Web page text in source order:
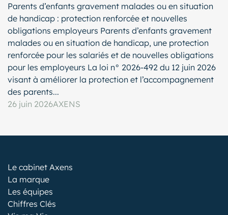
Parents d’enfants gravement malades ou en situation
de handicap : protection renforcée et nouvelles
obligations employeurs Parents d’enfants gravement
malades ou en situation de handicap, une protection
renforcée pour les salariés et de nouvelles obligations
pour les employeurs La loi n° 2026-492 du 12 juin 2026
visant à améliorer la protection et l’accompagnement
des parents...
26 juin 2026AXENS
Le cabinet Axens
La marque
Les équipes
Chiffres Clés